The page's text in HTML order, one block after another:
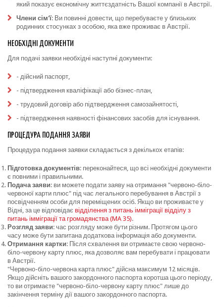
який показує економічну життєздатність Вашої компанії в Австрії.
Члени сім'ї: Ви повинні довести, що перебуваєте у близьких
родинних стосунках з особою, яка вже проживає в Австрії.
НЕОБХІДНІ ДОКУМЕНТИ
Для подачі заявки необхідні наступні документи:
- дійсний паспорт,
- підтвердження кваліфікації або бізнес-план,
- трудовий договір або підтвердження самозайнятості,
- підтвердження наявності фінансових засобів для існування.
ПРОЦЕДУРА ПОДАННЯ ЗАЯВИ
Процедура подання заявки складається з декількох етапів:
Підготовка документів: переконайтеся, що всі необхідні документи
є повними і правильними.
Подача заяви: ви можете подати заяву на отримання "червоно-біло-
червоної карти плюс" під час легального перебування в Австрії з
посвідченням особи для переміщених осіб. Якщо ви проживаєте у
Відні, за це відповідає відділення з питань імміграції відділу з
питань імміграції та громадянства (MA 35).
Розгляд заяви: час розгляду може бути різним. Протягом цього
часу може бути запитана додаткова інформація або документи.
Отримання картки: Після схвалення ви отримаєте свою червоно-
біло-червону карту плюс, яка дозволяє вам перебувати і працювати
в Австрії.
"Червоно-біло-червона карта плюс" дійсна максимум 12 місяців.
Якщо дійсніть вашого закордонного паспорта коротша цього періоду,
то ви отримаєте "червоно-біло-червону карту плюс" лише до
закінчення терміну дії вашого закордонного паспорта.